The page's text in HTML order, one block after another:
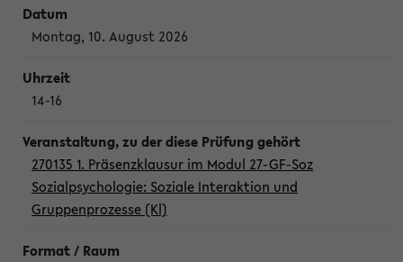
Montag, 10. August 2026
14-16
270135 1. Präsenzklausur im Modul 27-GF-Soz
Sozialpsychologie: Soziale Interaktion und
Gruppenprozesse (Kl)